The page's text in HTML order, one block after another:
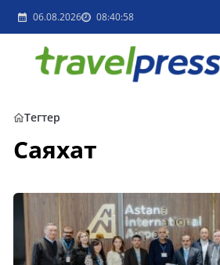
06.08.2026 08:40:58
Тегтер
Саяхат